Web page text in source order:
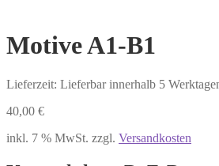
Motive A1-B1
Lieferzeit: Lieferbar innerhalb 5
40,00 €
inkl. 7 % MwSt. zzgl. Versandkosten